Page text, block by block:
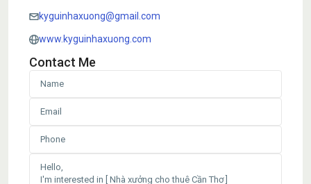
kyguinhaxuong@gmail.com
www.kyguinhaxuong.com
Contact Me